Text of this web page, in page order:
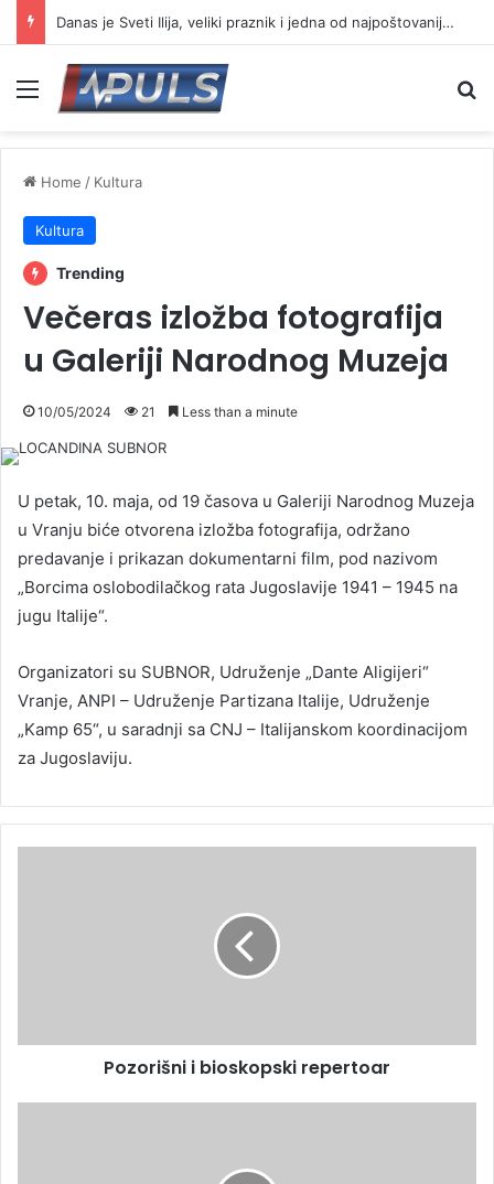
Danas je Sveti Ilija, veliki praznik i jedna od najpoštovanijih slava
Menu
Home / Kultura
Kultura
Trending
Večeras izložba fotografija
u Galeriji Narodnog Muzeja
10/05/2024 21 Less than a minute
U petak, 10. maja, od 19 časova u Galeriji Narodnog Muzeja
u Vranju biće otvorena izložba fotografija, održano
predavanje i prikazan dokumentarni film, pod nazivom
„Borcima oslobodilačkog rata Jugoslavije 1941 – 1945 na
jugu Italije“.
Organizatori su SUBNOR, Udruženje „Dante Aligijeri“
Vranje, ANPI – Udruženje Partizana Italije, Udruženje
„Kamp 65“, u saradnji sa CNJ – Italijanskom koordinacijom
za Jugoslaviju.
Pozorišni i bioskopski repertoar